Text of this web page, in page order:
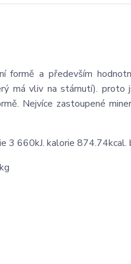
formě a především
má vliv na stárnutí). proto
Nejvíce zastoupené
3 660kJ. kalorie